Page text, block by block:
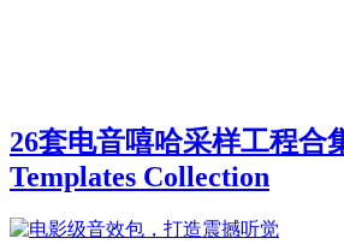
26套电音嘻哈采样工程合
Templates Collection